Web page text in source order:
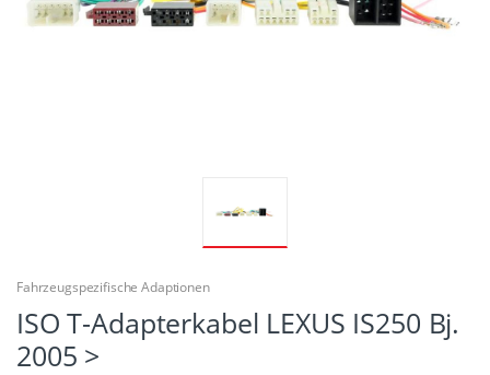
Fahrzeugspezifische Adaptionen
ISO T-Adapterkabel LEXUS IS250 Bj.
2005 >